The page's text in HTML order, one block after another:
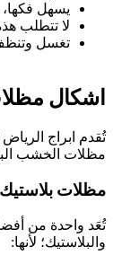
يسهل فكها،
لا تتطلب
تغسل
اشكال
تُقدم ابراج
مظلات الخشب
مظلات بلاستيك
تُعَد واحدة من
والبلاستيك؛ لأنها: